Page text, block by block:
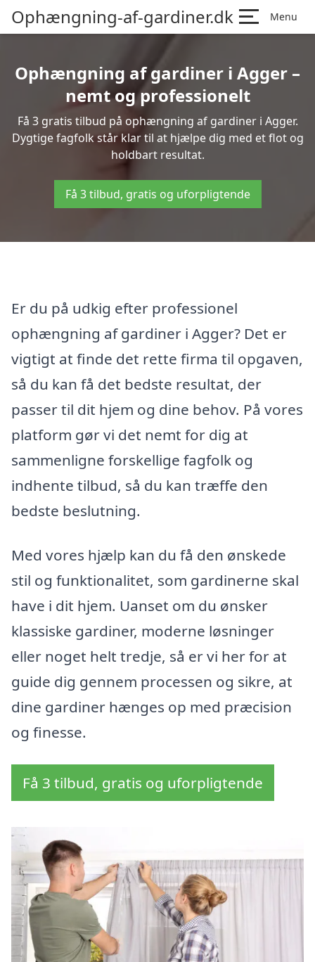
Ophængning-af-gardiner.dk Menu
Ophængning af gardiner i Agger –
nemt og professionelt
Få 3 gratis tilbud på ophængning af gardiner i Agger.
Dygtige fagfolk står klar til at hjælpe dig med et flot og
holdbart resultat.
Få 3 tilbud, gratis og uforpligtende
Er du på udkig efter professionel
ophængning af gardiner i Agger? Det er
vigtigt at finde det rette firma til opgaven,
så du kan få det bedste resultat, der
passer til dit hjem og dine behov. På vores
platform gør vi det nemt for dig at
sammenligne forskellige fagfolk og
indhente tilbud, så du kan træffe den
bedste beslutning.
Med vores hjælp kan du få den ønskede
stil og funktionalitet, som gardinerne skal
have i dit hjem. Uanset om du ønsker
klassiske gardiner, moderne løsninger
eller noget helt tredje, så er vi her for at
guide dig gennem processen og sikre, at
dine gardiner hænges op med præcision
og finesse.
Få 3 tilbud, gratis og uforpligtende